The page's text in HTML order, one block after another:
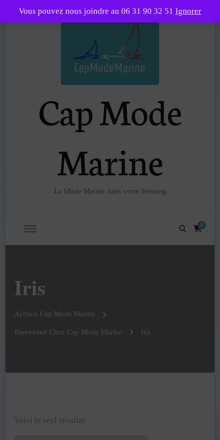
Vous pouvez nous joindre au 06 31 90 32 51 Ignorer
Cap Mode
Marine
La Mode Marine dans votre dressing
0
Iris
Accueil Cap Mode Marine
Bienvenue Chez Cap Mode Marine Iris
Voici le seul résultat